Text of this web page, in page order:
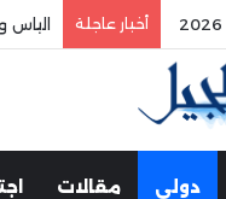
أخبار عاجلة
دولي مقالات